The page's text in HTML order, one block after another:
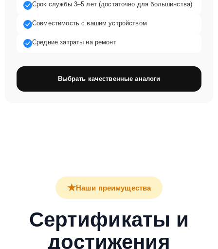
Срок службы 3–5 лет (достаточно для большинства)
Совместимость с вашим устройством
Средние затраты на ремонт
Выбрать качественные аналоги
★Наши преимущества
Сертификаты и
достижения